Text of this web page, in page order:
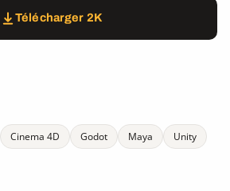
Télécharger 2K
Cinema 4D Godot Maya
Unity